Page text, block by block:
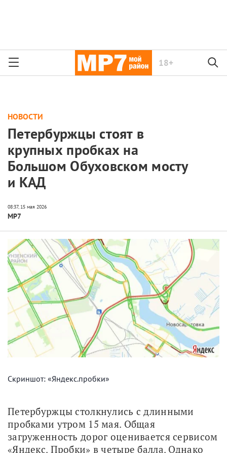
18+
НОВОСТИ
Петербуржцы стоят в
крупных пробках на
Большом Обуховском мосту
и КАД
МР7
Скриншот: «Яндекс.пробки»
Петербуржцы столкнулись с длинными
пробками утром 15 мая. Общая
загруженность дорог оценивается сервисом
«Яндекс. Пробки» в четыре балла. Однако